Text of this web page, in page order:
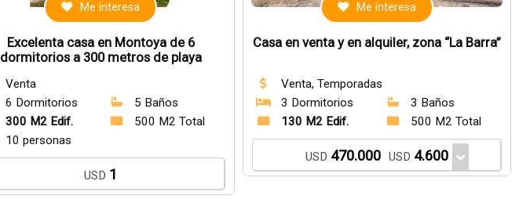
Me interesa
Excelenta casa en Montoya de 6
dormitorios a 300 metros de playa
Venta
6 Dormitorios
5 Baños
300 M2 Edif.
500 M2 Total
10 personas
USD 1
Me interesa
Casa en venta y en alquiler, zona “La Barra”
Venta, Temporadas
3 Dormitorios
3 Baños
130 M2 Edif.
500 M2 Total
USD 470.000 USD 4.600